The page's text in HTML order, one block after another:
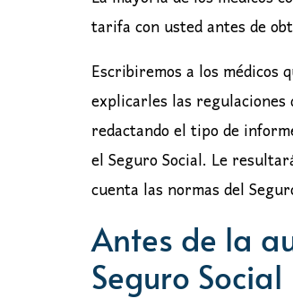
tarifa con usted antes de
Escribiremos a los
explicarles las regulaciones
redactando el tipo de
el Seguro Social. Le
cuenta las normas del
Antes de la
Seguro Social